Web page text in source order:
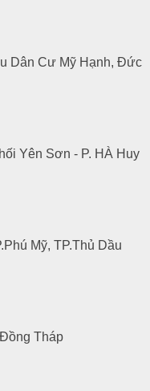
Dân Cư Mỹ Hạnh, Đức
Yên Sơn - P. HÀ Huy
Mỹ, TP.Thủ Dầu
Tháp